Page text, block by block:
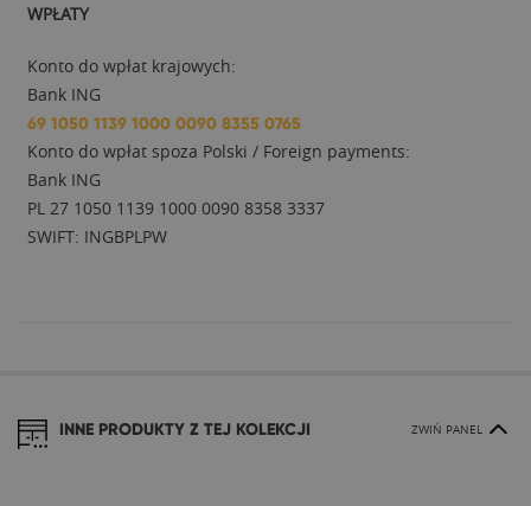
WPŁATY
Konto do wpłat krajowych:
Bank ING
69 1050 1139 1000 0090 8355 0765
Konto do wpłat spoza Polski / Foreign payments:
Bank ING
PL 27 1050 1139 1000 0090 8358 3337
SWIFT: INGBPLPW
INNE PRODUKTY Z TEJ KOLEKCJI ZWIŃ PANEL